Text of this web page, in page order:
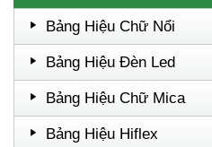
Bảng Hiệu Chữ Nổi
Bảng Hiệu Đèn Led
Bảng Hiệu Chữ Mica
Bảng Hiệu Hiflex